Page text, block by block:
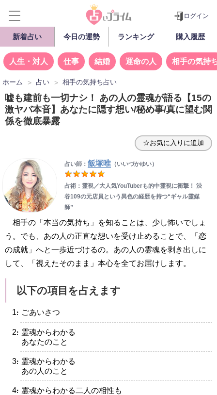
ログイン
新着占い 今日の運勢 ランキング 購入履歴
人生・対人 仕事 結婚 運命の人 相手の気持
ホーム 占い 相手の気持ち占い
嘘も建前も一切ナシ！ あの人の霊魂が語る【15の
激ヤバ本音】あなたに隠す想い/秘め事/真に望む関
係を徹底暴露
☆お気に入りに追加
占い師： 飯塚唯（いいづかゆい）
占術：霊視／大人気YouTuberも的中霊視に衝撃！ 渋
谷109の元店員という異色の経歴を持つ“ギャル霊媒
師”
相手の「本当の気持ち」を知ることは、少し怖いでしょ
う。でも、あの人の正直な想いを受け止めることで、「恋
の成就」へと一歩近づけるの。あの人の霊魂を剥き出しに
して、「視えたそのまま」本心を全てお届けします。
以下の項目を占えます
・ごあいさつ
・霊魂からわかる
あなたのこと
・霊魂からわかる
あの人のこと
・霊魂からわかる二人の相性も